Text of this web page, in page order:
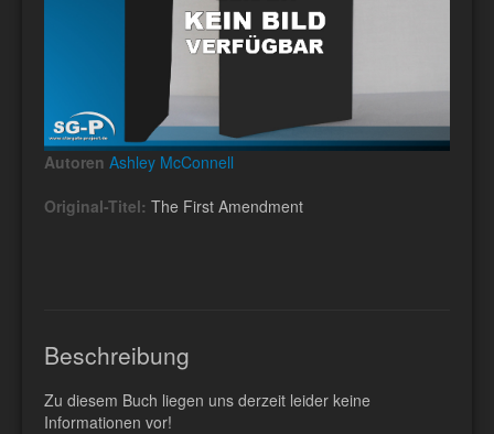
Autoren Ashley McConnell
Original-Titel: The First Amendment
Beschreibung
Zu diesem Buch liegen uns derzeit leider keine
Informationen vor!